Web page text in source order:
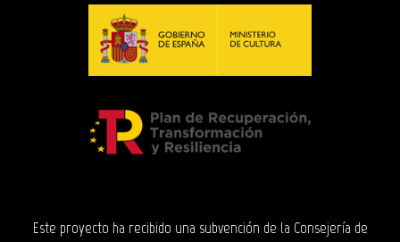
Este proyecto ha recibido una subvención de la Consejería de